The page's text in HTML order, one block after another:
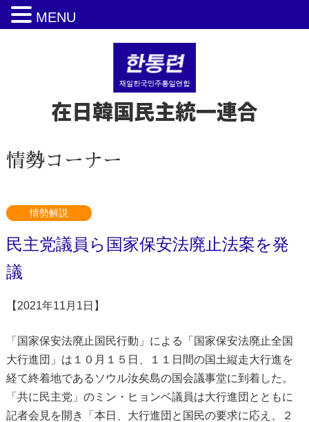
在日韓国民主統一連合
情勢コーナー
情勢解説
民主党議員ら国家保安法廃止法案を発
議
【2021年11月1日】
「国家保安法廃止国民行動」による「国家保安法廃止全国
大行進団」は１０月１５日、１１日間の国土縦走大行進を
経て終着地であるソウル汝矣島の国会議事堂に到着した。
「共に民主党」のミン・ヒョンベ議員は大行進団とともに
記者会見を開き「本日、大行進団と国民の要求に応え、２
MENU